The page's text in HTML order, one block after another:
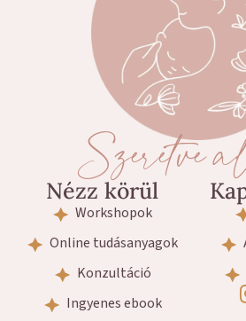
Szeretve
Nézz körül
Workshopok
Online tudásanyagok
Konzultáció
Ingyenes ebook